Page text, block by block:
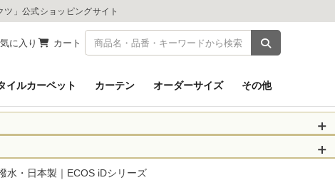
」公式ショッピングサイト
に入り カート 商品を検索
イルカーペット カーテン オーダーサイズ その他
被災された皆さま
物のお届けに遅れが
水・日本製｜ECOS iDシリーズ